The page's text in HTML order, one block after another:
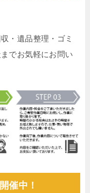
・遺品整理・ゴミ
でお気軽にお問い
催中！